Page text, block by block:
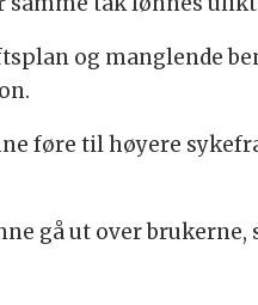
og manglende
føre til høyere
gå ut over